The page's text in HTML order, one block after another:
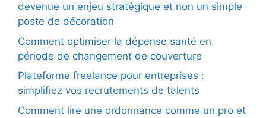
devenue un enjeu stratégique et non un simple
poste de décoration
Comment optimiser la dépense santé en
période de changement de couverture
Plateforme freelance pour entreprises :
simplifiez vos recrutements de talents
Comment lire une ordonnance comme un pro et